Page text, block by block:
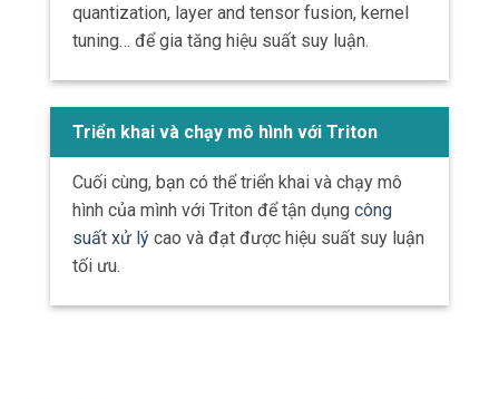
quantization, layer and tensor fusion, kernel
tuning… để gia tăng hiệu suất suy luận.
Triển khai và chạy mô hình với Triton
Cuối cùng, bạn có thể triển khai và chạy mô
hình của mình với Triton để tận dụng công
suất xử lý cao và đạt được hiệu suất suy luận
tối ưu.